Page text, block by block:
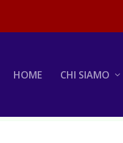
HOME CHI SIAMO